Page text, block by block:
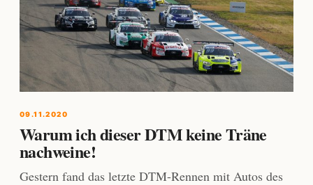
09.11.2020
Warum ich dieser DTM keine Träne
nachweine!
Gestern fand das letzte DTM-Rennen mit Autos des